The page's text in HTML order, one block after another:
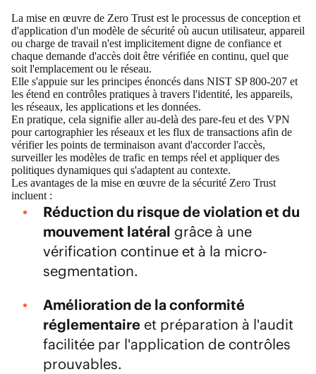
La mise en œuvre de Zero Trust est le processus de conception et
d'application d'un modèle de sécurité où aucun utilisateur, appareil
ou charge de travail n'est implicitement digne de confiance et
chaque demande d'accès doit être vérifiée en continu, quel que
soit l'emplacement ou le réseau.
Elle s'appuie sur les principes énoncés dans NIST SP 800-207 et
les étend en contrôles pratiques à travers l'identité, les appareils,
les réseaux, les applications et les données.
En pratique, cela signifie aller au-delà des pare-feu et des VPN
pour cartographier les réseaux et les flux de transactions afin de
vérifier les points de terminaison avant d'accorder l'accès,
surveiller les modèles de trafic en temps réel et appliquer des
politiques dynamiques qui s'adaptent au contexte.
Les avantages de la mise en œuvre de la sécurité Zero Trust
incluent :
Réduction du risque de violation et du
mouvement latéral grâce à une
vérification continue et à la micro-
segmentation.
Amélioration de la conformité
réglementaireet préparation à l'audit
facilitée par l'application de contrôles
prouvables.